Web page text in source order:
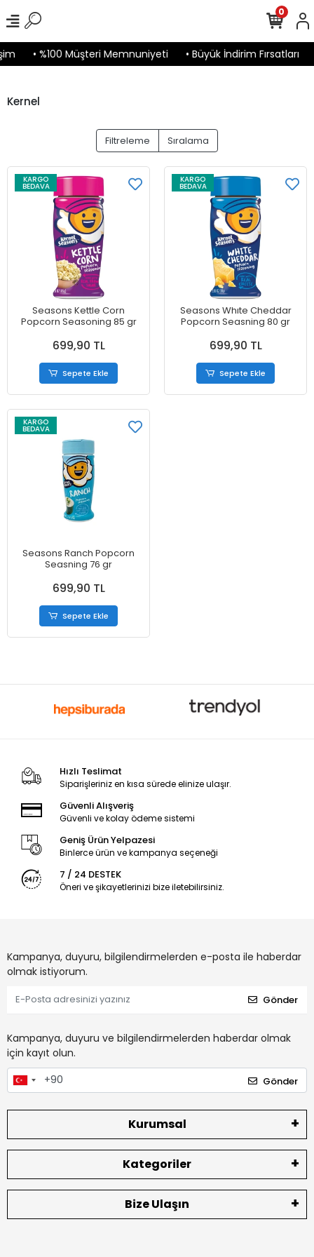
• %100 Müşteri Memnuniyeti • Büyük İndirim Fırsatları
0
Kernel
Filtreleme Sıralama
KARGO
BEDAVA
Seasons Kettle Corn
Popcorn Seasoning 85 gr
699,90 TL
Sepete Ekle
KARGO
BEDAVA
Seasons Whıte Cheddar
Popcorn Seasning 80 gr
699,90 TL
Sepete Ekle
KARGO
BEDAVA
Seasons Ranch Popcorn
Seasning 76 gr
699,90 TL
Sepete Ekle
Hızlı Teslimat
Siparişleriniz en kısa sürede elinize ulaşır.
Güvenli Alışveriş
Güvenli ve kolay ödeme sistemi
Geniş Ürün Yelpazesi
Binlerce ürün ve kampanya seçeneği
7 / 24 DESTEK
Öneri ve şikayetlerinizi bize iletebilirsiniz.
Kampanya, duyuru, bilgilendirmelerden e-posta ile haberdar
olmak istiyorum.
Gönder
Kampanya, duyuru ve bilgilendirmelerden haberdar olmak
için kayıt olun.
Gönder
Kurumsal
Kategoriler
Bize Ulaşın